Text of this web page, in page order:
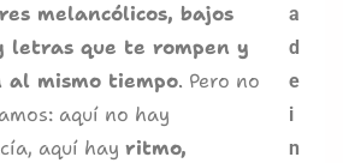
melancólicos, bajos
letras que te rompen y
mismo tiempo. Pero no
aquí no hay
aquí hay ritmo,
a
d
e
i
n